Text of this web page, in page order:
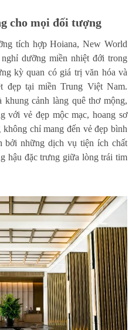
cho mọi đối tượng
tích hợp Hoiana, New World
dưỡng miền nhiệt đới trong
kỳ quan có giá trị văn hóa và
đẹp tại miền Trung Việt Nam.
cảnh làng quê thơ mộng,
với vẻ đẹp mộc mạc, hoang sơ
chỉ mang đến vẻ đẹp bình
bởi những dịch vụ tiện ích chất
hậu đặc trưng giữa lòng trái tim